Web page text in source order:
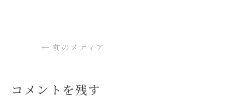
← 前のメディア
コメントを残す